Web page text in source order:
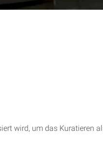
wird, um das Kuratieren